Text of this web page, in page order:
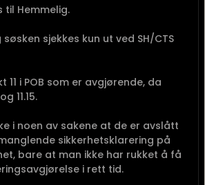
til Hemmelig.
sjekkes kun ut ved SH/CTS
11 i POB som er avgjørende, da
11.15.
i noen av sakene at de er avslått
sikkerhetsklarering på
bare at man ikke har rukket å få
i rett tid.